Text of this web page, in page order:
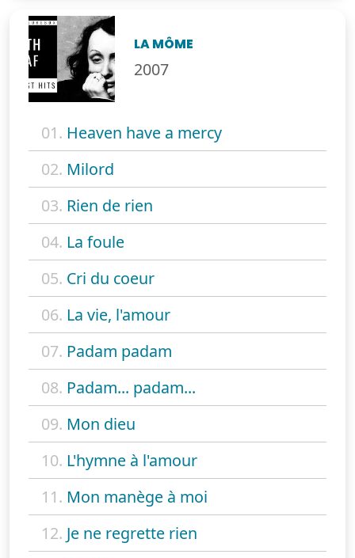
LA MÔME
2007
01. Heaven have a mercy
02. Milord
03. Rien de rien
04. La foule
05. Cri du coeur
06. La vie, l'amour
07. Padam padam
08. Padam... padam...
09. Mon dieu
10. L'hymne à l'amour
11. Mon manège à moi
12. Je ne regrette rien